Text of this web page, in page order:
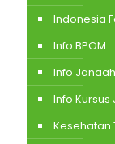
Indonesia
Info BPOM
Info
Info
Kesehatan